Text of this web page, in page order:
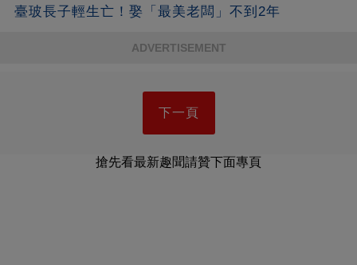
臺玻長子輕生亡！娶「最美老闆」不到2年
ADVERTISEMENT
下一頁
搶先看最新趣聞請贊下面專頁